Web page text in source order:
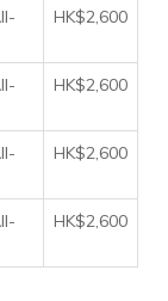
HK$2,600
HK$2,600
HK$2,600
HK$2,600